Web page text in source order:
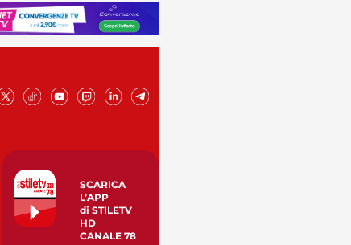
SCARICA
L’APP
di STILETV
HD
CANALE 78